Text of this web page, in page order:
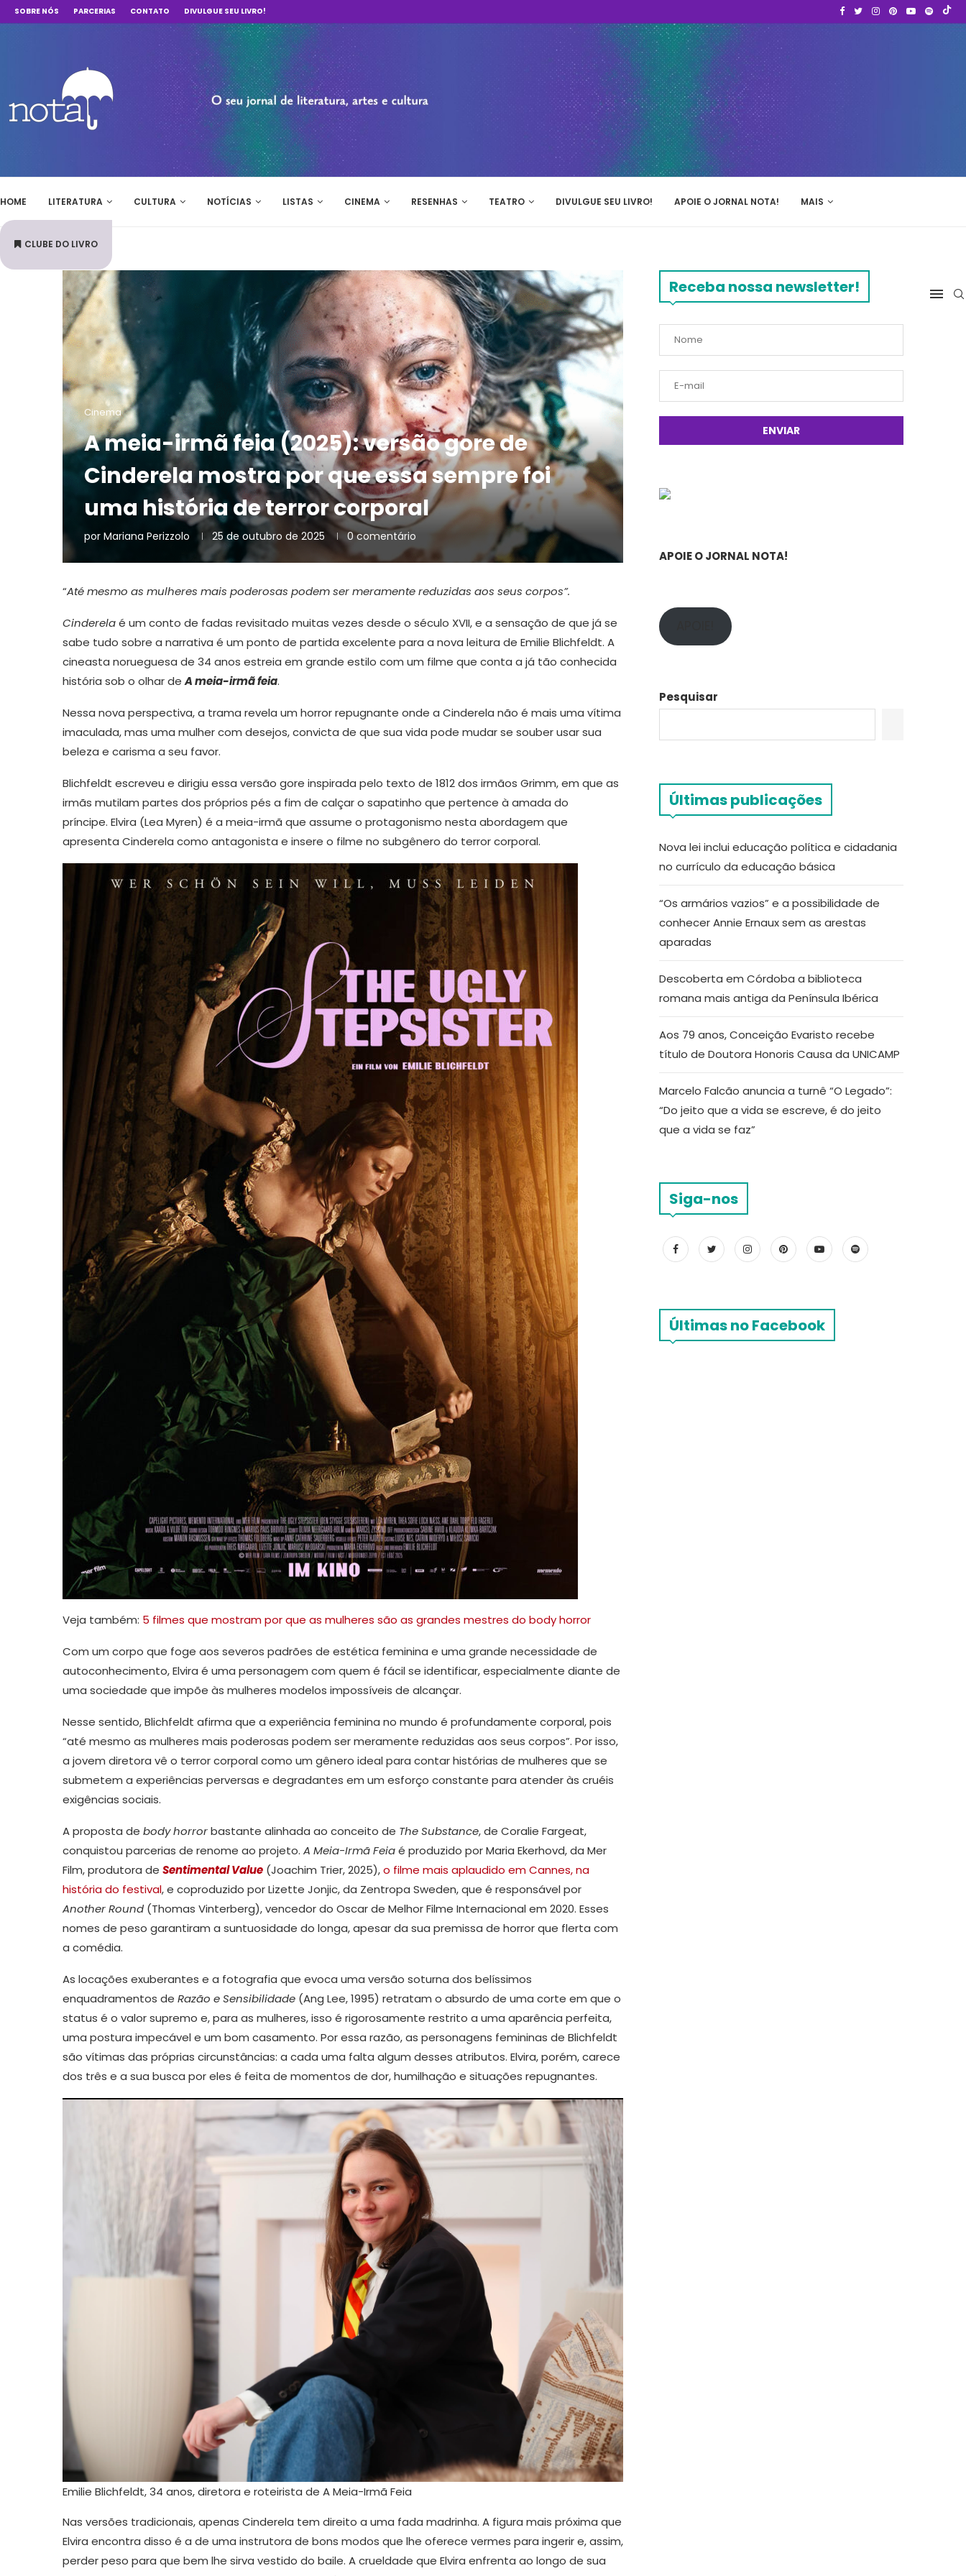
SOBRE NÓS PARCERIAS CONTATO DIVULGUE SEU LIVRO!
HOME LITERATURA CULTURA NOTÍCIAS LISTAS CINEMA RESENHAS TEATRO DIVULGUE SEU LIVRO! APOIE O JORNAL NOTA! MAIS
CLUBE DO LIVRO
Cinema
A meia-irmã feia (2025): versão gore de
Cinderela mostra por que essa sempre foi
uma história de terror corporal
por Mariana Perizzolo 25 de outubro de 2025 0 comentário
“Até mesmo as mulheres mais poderosas podem ser meramente reduzidas aos seus corpos”.
Cinderelaé um conto de fadas revisitado muitas vezes desde o século XVII, e a sensação de que já se
sabe tudo sobre a narrativa é um ponto de partida excelente para a nova leitura de Emilie Blichfeldt. A
cineasta norueguesa de 34 anos estreia em grande estilo com um filme que conta a já tão conhecida
história sob o olhar deA meia-irmã feia.
Nessa nova perspectiva, a trama revela um horror repugnante onde a Cinderela não é mais uma vítima
imaculada, mas uma mulher com desejos, convicta de que sua vida pode mudar se souber usar sua
beleza e carisma a seu favor.
Blichfeldt escreveu e dirigiu essa versão gore inspirada pelo texto de 1812 dos irmãos Grimm, em que as
irmãs mutilam partes dos próprios pés a fim de calçar o sapatinho que pertence à amada do
príncipe. Elvira (Lea Myren) é a meia-irmã que assume o protagonismo nesta abordagem que
apresenta Cinderela como antagonista e insere o filme no subgênero do terror corporal.
Veja também: 5 filmes que mostram por que as mulheres são as grandes mestres do body horror
Com um corpo que foge aos severos padrões de estética feminina e uma grande necessidade de
autoconhecimento, Elvira é uma personagem com quem é fácil se identificar, especialmente diante de
uma sociedade que impõe às mulheres modelos impossíveis de alcançar.
Nesse sentido, Blichfeldt afirma que a experiência feminina no mundo é profundamente corporal, pois
“até mesmo as mulheres mais poderosas podem ser meramente reduzidas aos seus corpos”. Por isso,
a jovem diretora vê o terror corporal como um gênero ideal para contar histórias de mulheres que se
submetem a experiências perversas e degradantes em um esforço constante para atender às cruéis
exigências sociais.
A proposta de body horrorbastante alinhada ao conceito de The Substance, de Coralie Fargeat,
conquistou parcerias de renome ao projeto. A Meia-Irmã Feiaé produzido por Maria Ekerhovd, da Mer
Film, produtora de Sentimental Value (Joachim Trier, 2025),o filme mais aplaudido em Cannes, na
história do festival, e coproduzido por Lizette Jonjic, da Zentropa Sweden, que é responsável por
Another Round (Thomas Vinterberg), vencedor do Oscar de Melhor Filme Internacional em 2020. Esses
nomes de peso garantiram a suntuosidade do longa, apesar da sua premissa de horror que flerta com
a comédia.
As locações exuberantes e a fotografia que evoca uma versão soturna dos belíssimos
enquadramentos de Razão e Sensibilidade (Ang Lee, 1995) retratam o absurdo de uma corte em que o
status é o valor supremo e, para as mulheres, isso é rigorosamente restrito a uma aparência perfeita,
uma postura impecável e um bom casamento. Por essa razão, as personagens femininas de Blichfeldt
são vítimas das próprias circunstâncias: a cada uma falta algum desses atributos. Elvira, porém, carece
dos três e a sua busca por eles é feita de momentos de dor, humilhação e situações repugnantes.
Emilie Blichfeldt, 34 anos, diretora e roteirista de A Meia-Irmã Feia
Nas versões tradicionais, apenas Cinderela tem direito a uma fada madrinha. A figura mais próxima que
Elvira encontra disso é a de uma instrutora de bons modos que lhe oferece vermes para ingerir e, assim,
perder peso para que bem lhe sirva vestido do baile. A crueldade que Elvira enfrenta ao longo de sua
Receba nossa newsletter!
APOIE O JORNAL NOTA!
Pesquisar
Últimas publicações
Nova lei inclui educação política e cidadania
no currículo da educação básica
“Os armários vazios” e a possibilidade de
conhecer Annie Ernaux sem as arestas
aparadas
Descoberta em Córdoba a biblioteca
romana mais antiga da Península Ibérica
Aos 79 anos, Conceição Evaristo recebe
título de Doutora Honoris Causa da UNICAMP
Marcelo Falcão anuncia a turnê “O Legado”:
“Do jeito que a vida se escreve, é do jeito
que a vida se faz”
Siga-nos
Últimas no Facebook